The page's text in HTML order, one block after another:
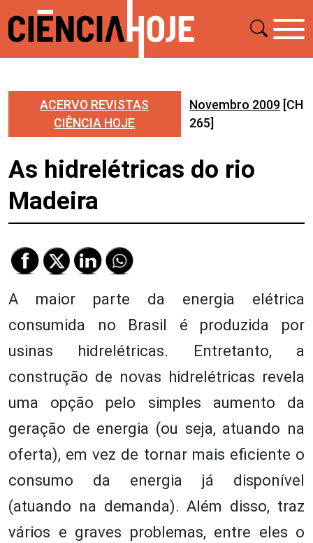
ACERVO REVISTAS
CIÊNCIA HOJE
Novembro 2009[CH
265]
As hidrelétricas do rio
Madeira
A maior parte da energia elétrica
consumida no Brasil é produzida por
usinas hidrelétricas. Entretanto, a
construção de novas hidrelétricas revela
uma opção pelo simples aumento da
geração de energia (ou seja, atuando na
oferta), em vez de tornar mais eficiente o
consumo da energia já disponível
(atuando na demanda). Além disso, traz
vários e graves problemas, entre eles o